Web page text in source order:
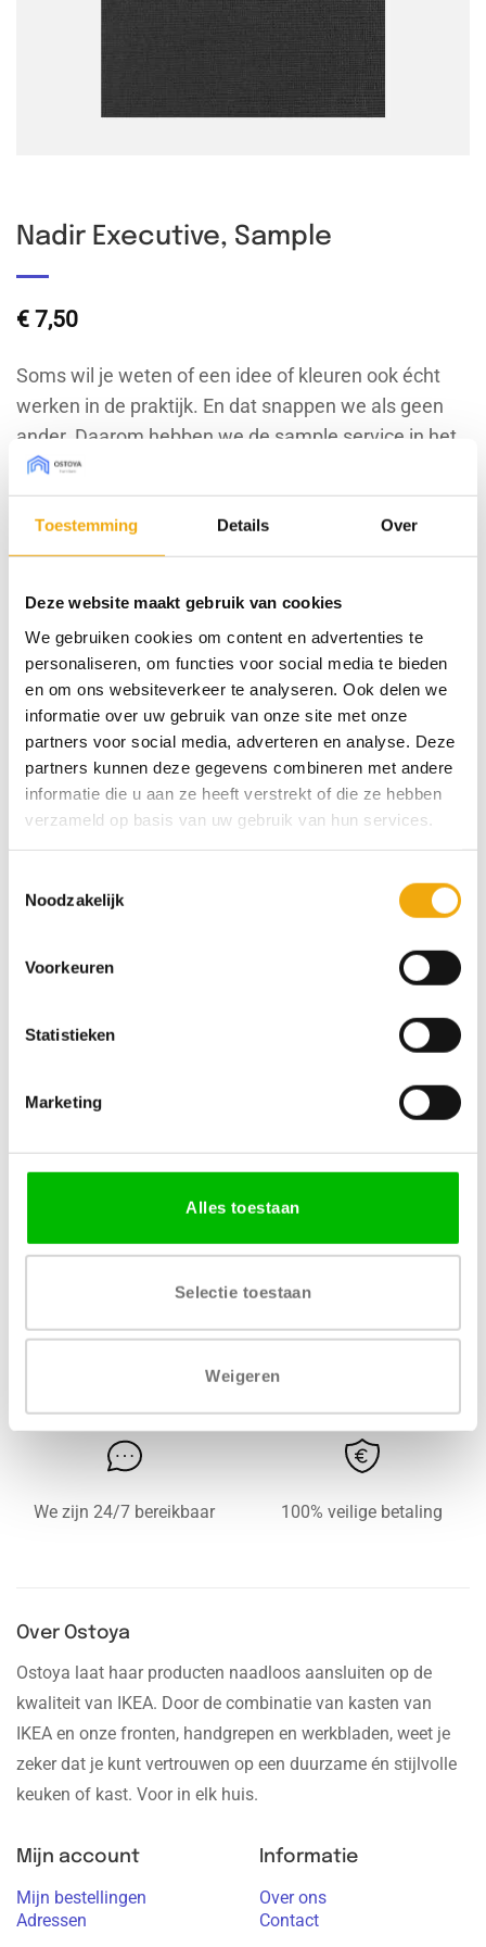
Toestemming Details Over
Deze website maakt gebruik van cookies
We gebruiken cookies om content en advertenties te
personaliseren, om functies voor social media te bieden
en om ons websiteverkeer te analyseren. Ook delen we
informatie over uw gebruik van onze site met onze
partners voor social media, adverteren en analyse. Deze
partners kunnen deze gegevens combineren met andere
informatie die u aan ze heeft verstrekt of die ze hebben
verzameld op basis van uw gebruik van hun services.
Noodzakelijk
Voorkeuren
Statistieken
Marketing
Alles toestaan
Selectie toestaan
Weigeren
Nadir Executive, Sample
€ 7,50
Soms wil je weten of een idee of kleuren ook écht
werken in de praktijk. En dat snappen we als geen
ander. Daarom hebben we de sample service in het
leven geroepen: voor zowel IKEA-, doe-het-zelf
projecten als voor complete keukenrenovaties. Kies
één of meerdere samples uit en we sturen ze zo snel
mogelijk naar je op.
Onze samples zijn in een formaat van 30 x 30 cm. Je
kunt de samples altijd gratis aan ons retourneren en
wanneer ze onbeschadigd bij ons terug komen krijg
je het aankoopbedrag terug.
6 op voorraad (kan nabesteld worden)
Toevoegen aan winkelwagen
Categorie: Samples
VERKRIJGBARE DIKTE LEVERTIJD
We zijn 24/7 bereikbaar 100% veilige betaling
Over Ostoya
Ostoya laat haar producten naadloos aansluiten op de
kwaliteit van IKEA. Door de combinatie van kasten van
IKEA en onze fronten, handgrepen en werkbladen, weet je
zeker dat je kunt vertrouwen op een duurzame én stijlvolle
keuken of kast. Voor in elk huis.
Mijn account
Mijn bestellingen
Adressen
Informatie
Over ons
Contact